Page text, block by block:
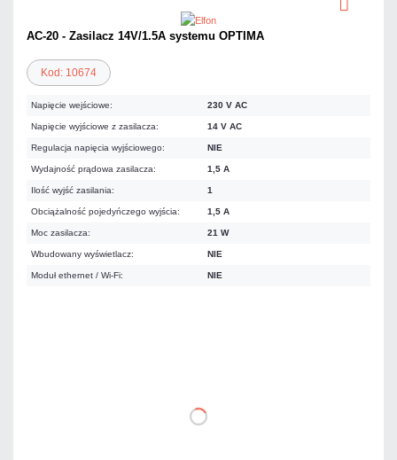
AC-20 - Zasilacz 14V/1.5A systemu OPTIMA
Kod: 10674
Napięcie wejściowe: 230 V AC
Napięcie wyjściowe z zasilacza: 14 V AC
Regulacja napięcia wyjściowego: NIE
Wydajność prądowa zasilacza: 1,5 A
Ilość wyjść zasilania: 1
Obciążalność pojedyńczego wyjścia: 1,5 A
Moc zasilacza: 21 W
Wbudowany wyświetlacz: NIE
Moduł ethernet / Wi-Fi: NIE
DO KOSZYKA